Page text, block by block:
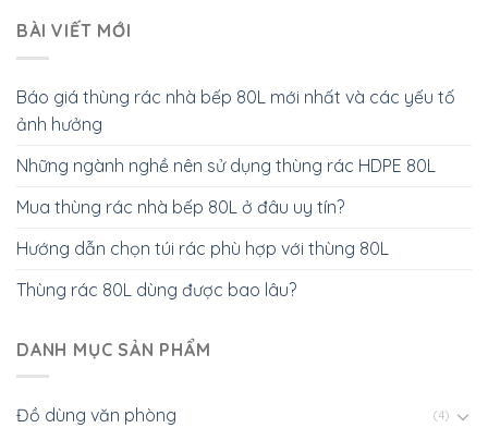
BÀI VIẾT MỚI
Báo giá thùng rác nhà bếp 80L mới nhất và các yếu tố
ảnh hưởng
Những ngành nghề nên sử dụng thùng rác HDPE 80L
Mua thùng rác nhà bếp 80L ở đâu uy tín?
Hướng dẫn chọn túi rác phù hợp với thùng 80L
Thùng rác 80L dùng được bao lâu?
DANH MỤC SẢN PHẨM
Đồ dùng văn phòng (4)